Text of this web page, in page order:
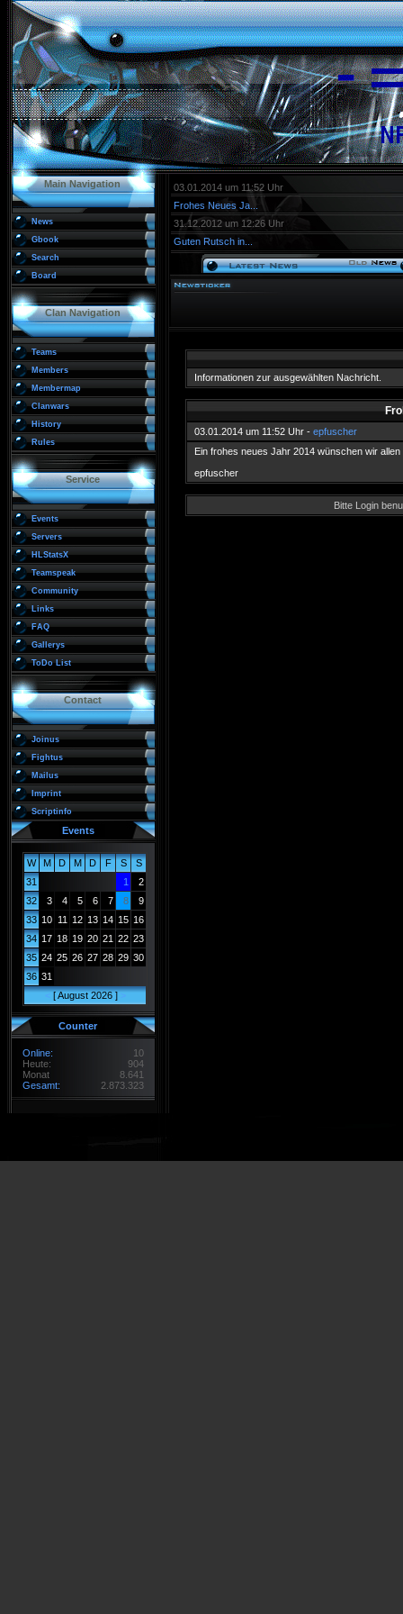
Main Navigation
News
Gbook
Search
Board
Clan Navigation
Teams
Members
Membermap
Clanwars
History
Rules
Service
Events
Servers
HLStatsX
Teamspeak
Community
Links
FAQ
Gallerys
ToDo List
Contact
Joinus
Fightus
Mailus
Imprint
Scriptinfo
Events
W M D M D F S
S
31
1
2
32
3 4 5 6 7 8
9
33 10 11 12 13 14 15 16
34 17 18 19 20 21 22 23
35 24 25 26 27 28 29 30
36 31
<[ August 2026 ] >
Counter
Online:
10
Heute:
904
Monat
8.641
Gesamt:
2.873.323
03.01.2014 um 11:52 Uhr
Frohes Neues Ja...
31.12.2012 um 12:26 Uhr
Guten Rutsch in...
Informationen zur ausgewählten Nachricht.
03.01.2014 um 11:52 Uhr - epfuscher
Ein frohes neues Jahr 2014 wünschen wir
epfuscher
Bitte Login